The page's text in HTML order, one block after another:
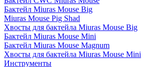
Бактейл Miuras Mouse Big
Miuras Mouse Pig Shad
Хвосты для бактейла Miuras Mouse Big
Бактейл Miuras Mouse Mini
Бактейл Miuras Mouse Magnum
Хвосты для бактейла Miuras Mouse Mini
Инструменты